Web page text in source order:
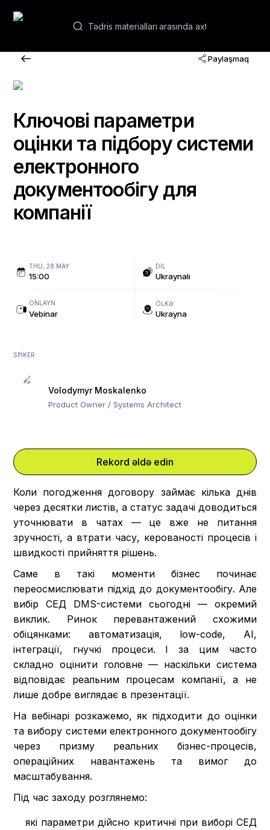
Vebinarlar və kurslar
Əlaqə
Paylaşmaq
Ключові параметри
оцінки та підбору системи
електронного
документообігу для
компанії
THU, 28 MAY
15:00
DIL
Ukraynalı
ONLAYN
Vebinar
ÖLKƏ
Ukrayna
SPIKER
Volodymyr Moskalenko
Product Owner / Systems Architect
Rekord əldə edin
Коли погодження договору займає кілька днів
через десятки листів, а статус задачі доводиться
уточнювати в чатах — це вже не питання
зручності, а втрати часу, керованості процесів і
швидкості прийняття рішень.
Саме в такі моменти бізнес починає
переосмислювати підхід до документообігу. Але
вибір СЕД DMS-системи сьогодні — окремий
виклик. Ринок перевантажений схожими
обіцянками: автоматизація, low-code, AI,
інтеграції, гнучкі процеси. І за цим часто
складно оцінити головне — наскільки система
відповідає реальним процесам компанії, а не
лише добре виглядає в презентації.
На вебінарі розкажемо, як підходити до оцінки
та вибору системи електронного документообігу
через призму реальних бізнес-процесів,
операційних навантажень та вимог до
масштабування.
Під час заходу розглянемо:
які параметри дійсно критичні при виборі СЕД